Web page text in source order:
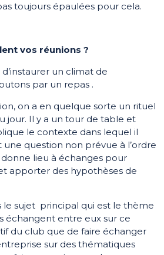
toujours épaulées pour cela.
vos réunions ?
un climat de
par un repas .
on a en quelque sorte un rituel
jour. Il y a un tour de table et
le contexte dans lequel il
une question non prévue à l’ordre
lieu à échanges pour
apporter des hypothèses de
le sujet principal qui est le thème
échangent entre eux sur ce
du club que de faire échanger
sur des thématiques